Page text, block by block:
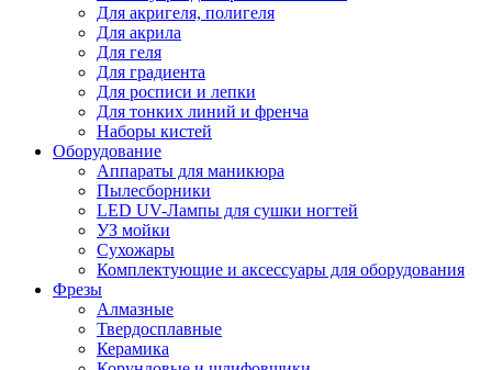
Для акригеля, полигеля
Для акрила
Для геля
Для градиента
Для росписи и лепки
Для тонких линий и френча
Наборы кистей
Оборудование
Аппараты для маникюра
Пылесборники
LED UV-Лампы для сушки ногтей
УЗ мойки
Сухожары
Комплектующие и аксессуары для оборудования
Фрезы
Алмазные
Твердосплавные
Керамика